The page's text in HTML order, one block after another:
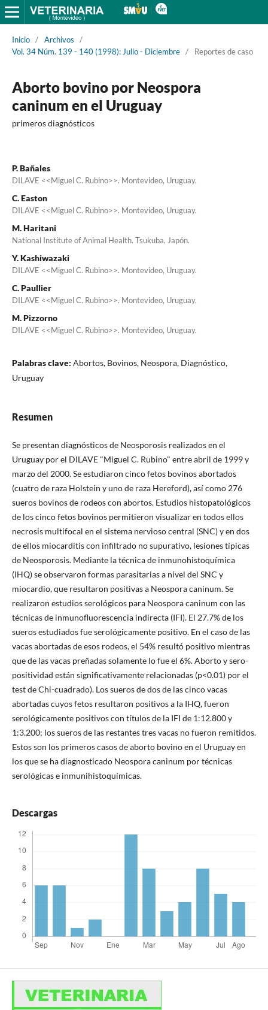
Inicio / Archivos
/
Vol. 34 Núm. 139 - 140 (1998): Julio - Diciembre / Reportes de caso
Aborto bovino por Neospora
caninum en el Uruguay
primeros diagnósticos
P. Bañales
DILAVE <<Miguel C. Rubino>>. Montevideo, Uruguay.
C. Easton
DILAVE <<Miguel C. Rubino>>. Montevideo, Uruguay.
M. Haritani
National Institute of Animal Health. Tsukuba, Japón.
Y. Kashiwazaki
DILAVE <<Miguel C. Rubino>>. Montevideo, Uruguay.
C. Paullier
DILAVE <<Miguel C. Rubino>>. Montevideo, Uruguay.
M. Pizzorno
DILAVE <<Miguel C. Rubino>>. Montevideo, Uruguay.
Palabras clave: Abortos, Bovinos, Neospora, Diagnóstico,
Uruguay
Resumen
Se presentan diagnósticos de Neosporosis realizados en el
Uruguay por el DILAVE "Miguel C. Rubino" entre abril de 1999 y
marzo del 2000. Se estudiaron cinco fetos bovinos abortados
(cuatro de raza Holstein y uno de raza Hereford), así como 276
sueros bovinos de rodeos con abortos. Estudios histopatológicos
de los cinco fetos bovinos permitieron visualizar en todos ellos
necrosis multifocal en el sistema nervioso central (SNC) y en dos
de ellos miocarditis con infiltrado no supurativo, lesiones típicas
de Neosporosis. Mediante la técnica de inmunohistoquímica
(IHQ) se observaron formas parasitarias a nivel del SNC y
miocardio, que resultaron positivas a Neospora caninum. Se
realizaron estudios serológicos para Neospora caninum con las
técnicas de inmunofluorescencia indirecta (IFI). El 27.7% de los
sueros estudiados fue serológicamente positivo. En el caso de las
vacas abortadas de esos rodeos, el 54% resultó positivo mientras
que de las vacas preñadas solamente lo fue el 6%. Aborto y sero-
positividad están significativamente relacionadas (p<0.01) por el
test de Chi-cuadrado). Los sueros de dos de las cinco vacas
abortadas cuyos fetos resultaron positivos a la IHQ, fueron
serológicamente positivos con títulos de la IFI de 1:12.800 y
1:3.200; los sueros de las restantes tres vacas no fueron remitidos.
Estos son los primeros casos de aborto bovino en el Uruguay en
los que se ha diagnosticado Neospora caninum por técnicas
serológicas e inmunihistoquímicas.
Descargas